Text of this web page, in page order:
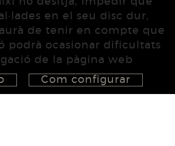
en el seu disc dur,
de tenir en compte que
podrà ocasionar dificultats
de la pàgina web
Com configurar